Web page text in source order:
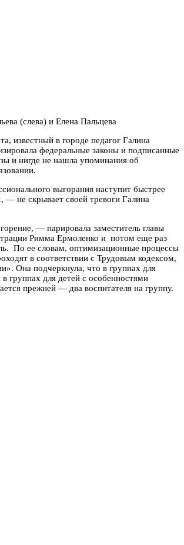
(слева) и Елена Пальцева
известный в городе педагог Галина
федеральные законы и подписанные
и нигде не нашла упоминания об
выгорания наступит быстрее
— не скрывает своей тревоги Галина
— парировала заместитель главы
Римма Ермоленко и потом еще раз
По ее словам, оптимизационные процессы
в соответствии с Трудовым кодексом,
Она подчеркнула, что в группах для
в группах для детей с особенностями
прежней — два воспитателя на группу.